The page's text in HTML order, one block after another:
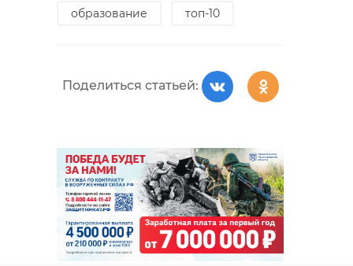
образование топ-10
Поделиться статьей:
РЕКОМЕНДУЕМ